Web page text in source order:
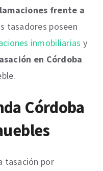
frente a
tasadores poseen
inmobiliarias y
en Córdoba
Córdoba
tasación por